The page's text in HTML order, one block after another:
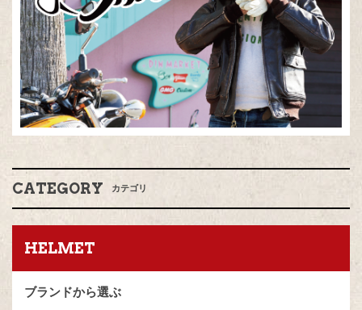
CATEGORY カテゴリ
HELMET
ブランドから選ぶ